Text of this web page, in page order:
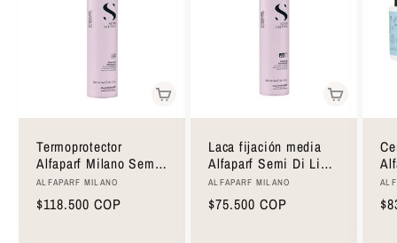
Termoprotector
Alfaparf Milano Semi
Di Lino Thermal
Protector 300ml
Proveedor:
ALFAPARF MILANO
Precio
$118.500 COP
Laca fijación media
Alfaparf Semi Di Lino
Original Hairspray
300ml
Proveedor:
ALFAPARF MILANO
Precio
$75.500 COP